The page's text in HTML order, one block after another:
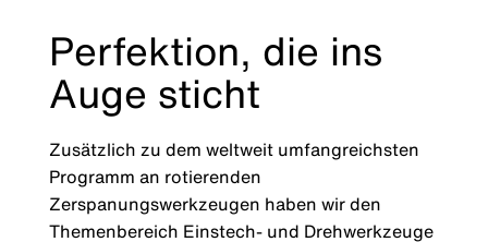
Perfektion, die ins
Auge sticht
Zusätzlich zu dem weltweit umfangreichsten
Programm an rotierenden
Zerspanungswerkzeugen haben wir den
Themenbereich Einstech- und Drehwerkzeuge